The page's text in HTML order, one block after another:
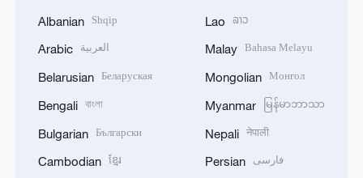
Albanian Shqip
Arabic العربية
Belarusian Беларуская
Bengali বাংলা
Bulgarian Български
Cambodian ខ្មែរ
Lao ລາວ
Malay Bahasa Melayu
Mongolian Монгол
Myanmar မြန်မာဘာသာ
Nepali नेपाली
Persian فارسی